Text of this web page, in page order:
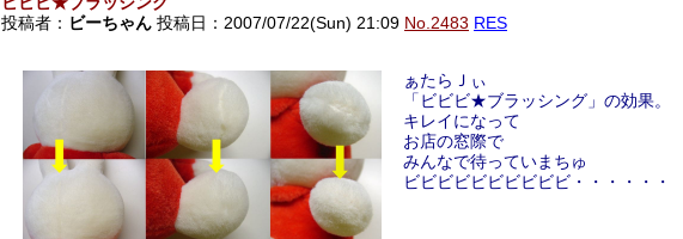
投稿者： ビーちゃん 投稿日：2007/07/22(Sun) 21:09 No.2483 RES
ぁたらＪぃ
「ビビビ★ブラッシング」の効果。
キレイになって
お店の窓際で
みんなで待っていまちゅ
ビビビビビビビビビビ・・・・・・